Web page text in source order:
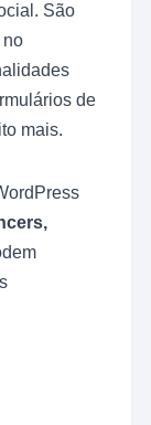
São
no
de
mais.